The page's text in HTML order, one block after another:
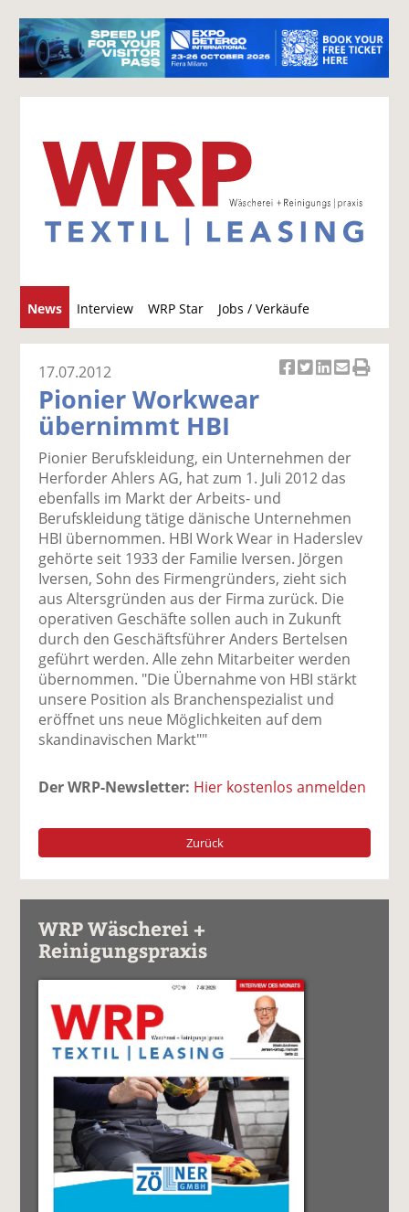
News Interview WRP Star Jobs / Verkäufe
u
c
el
a
uf
F
ac
e
b
o
o
k
te
il
e
n
t
wi
er
n
a
uf
n
k
e
di
n
te
il
e
n
el
p
er
m
ai
l
v
er
se
n
d
e
n
17.07.2012
Pionier Workwear
übernimmt HBI
Pionier Berufskleidung, ein Unternehmen der
Herforder Ahlers AG, hat zum 1. Juli 2012 das
ebenfalls im Markt der Arbeits- und
Berufskleidung tätige dänische Unternehmen
HBI übernommen. HBI Work Wear in Haderslev
gehörte seit 1933 der Familie Iversen. Jörgen
Iversen, Sohn des Firmengründers, zieht sich
aus Altersgründen aus der Firma zurück. Die
operativen Geschäfte sollen auch in Zukunft
durch den Geschäftsführer Anders Bertelsen
geführt werden. Alle zehn Mitarbeiter werden
übernommen. "Die Übernahme von HBI stärkt
unsere Position als Branchenspezialist und
eröffnet uns neue Möglichkeiten auf dem
skandinavischen Markt""
Der WRP-Newsletter: Hier kostenlos anmelden
Zurück
WRP Wäscherei +
Reinigungspraxis